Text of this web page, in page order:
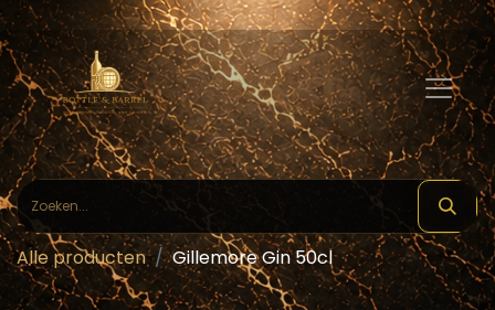
Alle producten Gillemore Gin 50cl